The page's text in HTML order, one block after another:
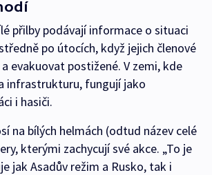
přilby podávají informace o situaci
po útocích, když jejich členové
evakuovat postižené. V zemi, kde
infrastrukturu, fungují jako
i hasiči.
na bílých helmách (odtud název celé
kterými zachycují své akce. „To je
jak Asadův režim a Rusko, tak i